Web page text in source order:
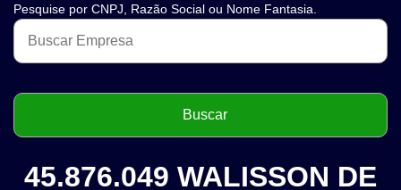
Pesquise por CNPJ, Razão Social ou Nome Fantasia.
45.876.049 WALISSON DE